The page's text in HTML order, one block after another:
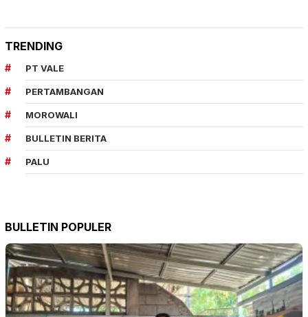
TRENDING
PT VALE
PERTAMBANGAN
MOROWALI
BULLETIN BERITA
PALU
BULLETIN POPULER